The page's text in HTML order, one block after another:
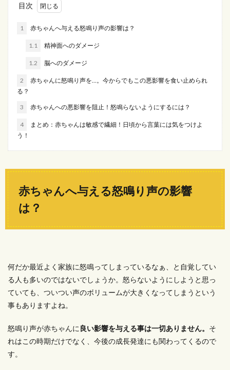
目次
1 赤ちゃんへ与える怒鳴り声の影響は？
1.1 精神面へのダメージ
1.2 脳へのダメージ
2
赤ちゃんに怒鳴り声を…。今からでもこの悪影響を食い止められ
る？
3 赤ちゃんへの悪影響を阻止！怒鳴らないようにするには？
4
まとめ：赤ちゃんは敏感で繊細！日頃から言葉には気をつけよ
う！
赤ちゃんへ与える怒鳴り声の影響
は？
何だか最近よく家族に怒鳴ってしまっているなぁ、と自覚してい
る人も多いのではないでしょうか。怒らないようにしようと思っ
ていても、ついつい声のボリュームが大きくなってしまうという
事もありますよね。
怒鳴り声が赤ちゃんに 良い影響を与える事は一切ありません。 そ
れはこの時期だけでなく、今後の成長発達にも関わってくるので
す。